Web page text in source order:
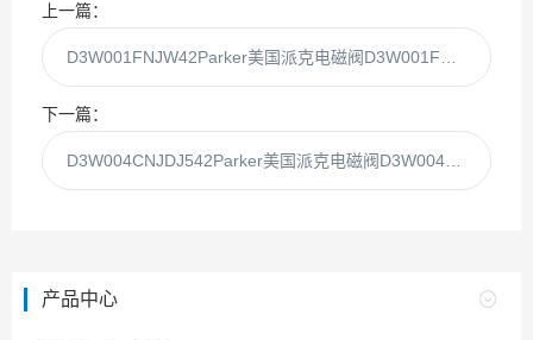
上一篇：
下一篇：
产品中心